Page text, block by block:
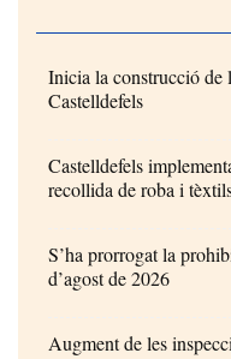
Inicia la construcció de
Castelldefels
Castelldefels
recollida de roba i
S’ha prorrogat la
d’agost de 2026
Augment de les